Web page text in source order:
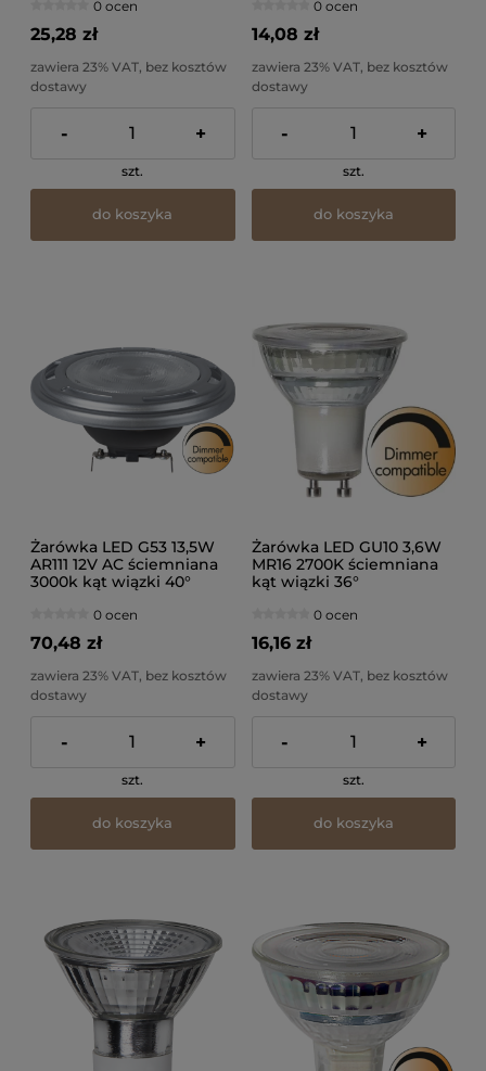
0 ocen
25,28 zł
zawiera 23% VAT, bez kosztów
dostawy
- +
szt.
do koszyka
0 ocen
14,08 zł
zawiera 23% VAT, bez kosztów
dostawy
- +
szt.
do koszyka
Żarówka LED G53 13,5W
AR111 12V AC ściemniana
3000k kąt wiązki 40°
0 ocen
70,48 zł
zawiera 23% VAT, bez kosztów
dostawy
- +
szt.
do koszyka
Żarówka LED GU10 3,6W
MR16 2700K ściemniana
kąt wiązki 36°
0 ocen
16,16 zł
zawiera 23% VAT, bez kosztów
dostawy
- +
szt.
do koszyka